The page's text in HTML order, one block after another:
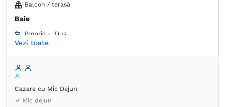
Balcon / terasă
Baie
Proprie - Duș
Canale prin cablu
Birou
Coș de gunoi
Plasă de ţânţari
Vezi toate
Cazare cu Mic Dejun
Mic dejun